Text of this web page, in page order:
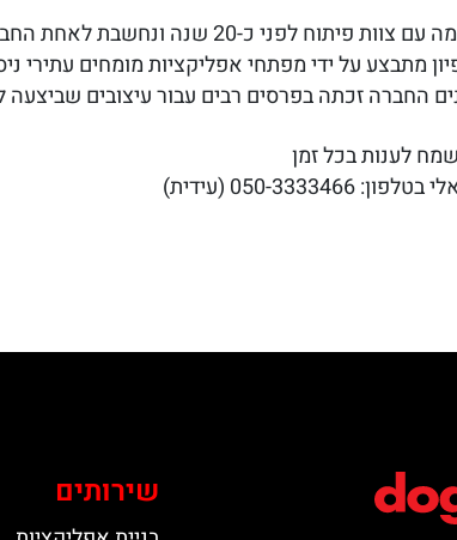
ונחשבת לאחת החברות החלוצות והמובילות בישראל בתחום פיתוח האפליקציות.
מתבצע על ידי מפתחי אפליקציות מומחים עתירי
החברה זכתה בפרסים רבים עבור עיצובים שביצעה
לענות בכל זמן
050-3333466 (עידית)
שירותים